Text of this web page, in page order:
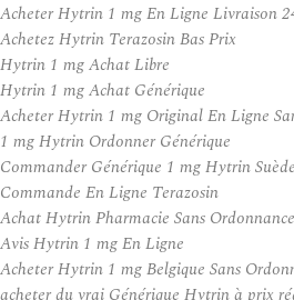
Acheter Hytrin 1 mg En Ligne Livraison
Achetez Hytrin Terazosin Bas Prix
Hytrin 1 mg Achat Libre
Hytrin 1 mg Achat Générique
Acheter Hytrin 1 mg Original En Ligne
1 mg Hytrin Ordonner Générique
Commander Générique 1 mg Hytrin Suède
Commande En Ligne Terazosin
Achat Hytrin Pharmacie Sans Ordonnance
Avis Hytrin 1 mg En Ligne
Acheter Hytrin 1 mg Belgique Sans